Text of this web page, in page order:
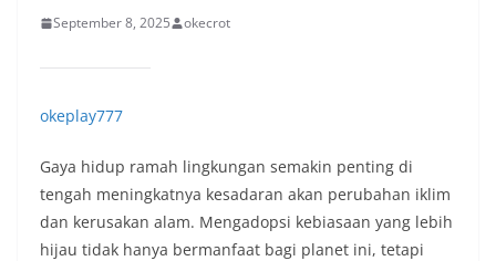
September 8, 2025 okecrot
okeplay777
Gaya hidup ramah lingkungan semakin penting di
tengah meningkatnya kesadaran akan perubahan iklim
dan kerusakan alam. Mengadopsi kebiasaan yang lebih
hijau tidak hanya bermanfaat bagi planet ini, tetapi